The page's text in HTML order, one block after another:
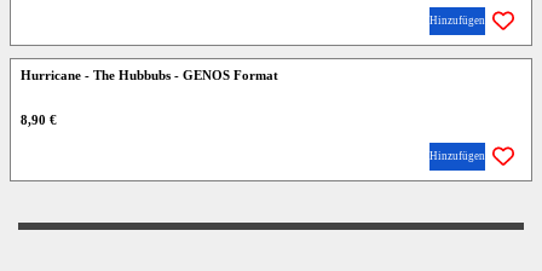
Hinzufügen
Hurricane - The Hubbubs - GENOS Format
8,90 €
Hinzufügen